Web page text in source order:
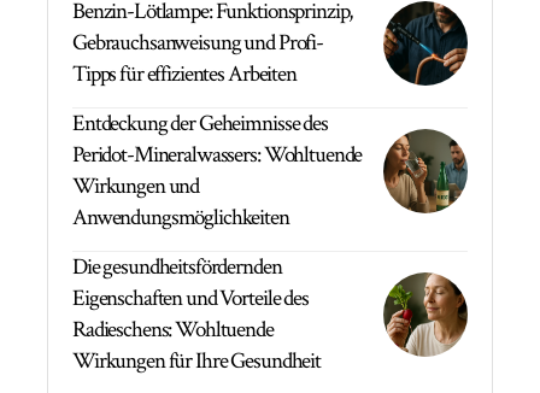
Benzin-Lötlampe: Funktionsprinzip,
Gebrauchsanweisung und Profi-
Tipps für effizientes Arbeiten
Entdeckung der Geheimnisse des
Peridot-Mineralwassers: Wohltuende
Wirkungen und
Anwendungsmöglichkeiten
Die gesundheitsfördernden
Eigenschaften und Vorteile des
Radieschens: Wohltuende
Wirkungen für Ihre Gesundheit